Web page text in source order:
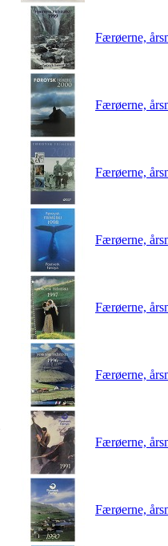
Færøerne,
Færøerne,
Færøerne,
Færøerne,
Færøerne,
Færøerne,
Færøerne,
Færøerne,